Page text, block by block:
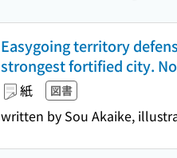
Easygoing territory
strongest fortified city.
紙 図書
written by Sou Akaike,